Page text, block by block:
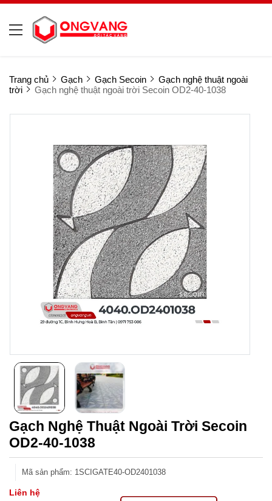
Trang chủ Gạch Gạch Secoin
Gạch nghệ thuật ngoài
trời
Gạch nghệ thuật ngoài trời Secoin OD2-40-1038
Gạch Nghệ Thuật Ngoài Trời Secoin
OD2-40-1038
Mã sản phẩm: 1SCIGATE40-OD2401038
Liên hệ